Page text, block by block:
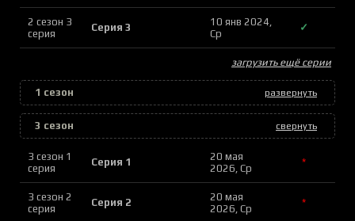
2 сезон 3
серия
Серия 3
10 янв 2024,
Ср
✓
загрузить ещё серии
1 сезон развернуть
3 сезон свернуть
3 сезон 1
серия
Серия 1
20 мая
2026, Ср
*
3 сезон 2
серия
Серия 2
20 мая
2026, Ср
*